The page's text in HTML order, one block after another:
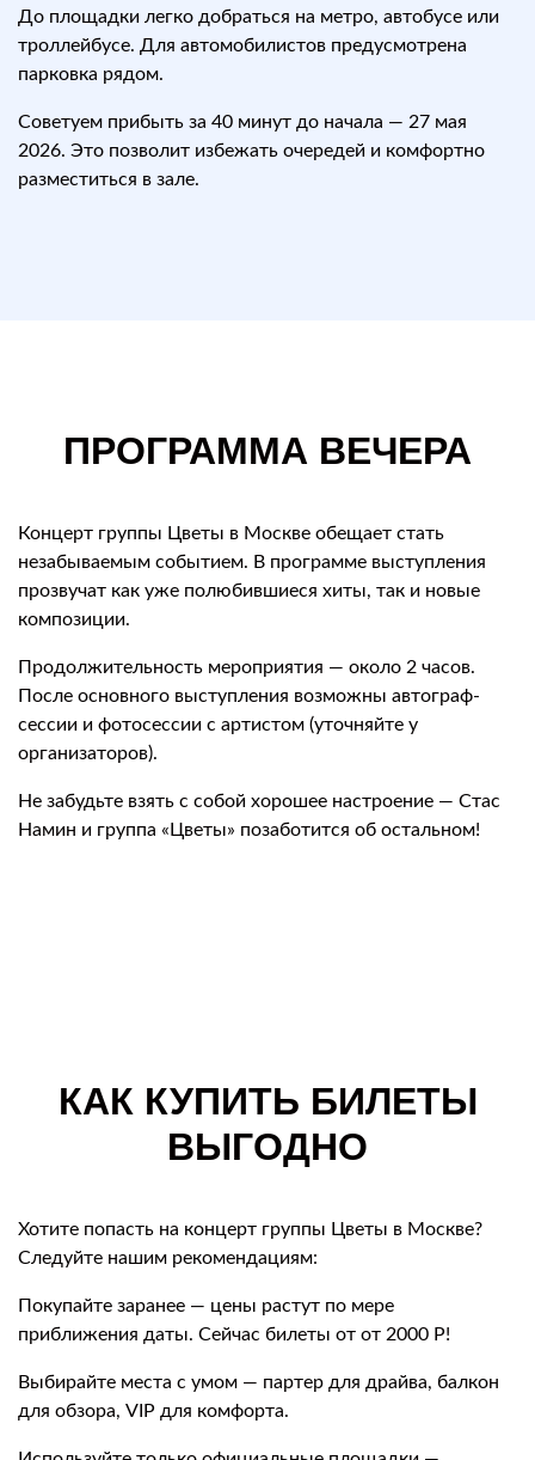
До площадки легко добраться на метро, автобусе или
троллейбусе. Для автомобилистов предусмотрена
парковка рядом.
Советуем прибыть за 40 минут до начала — 27 мая
2026. Это позволит избежать очередей и комфортно
разместиться в зале.
ПРОГРАММА ВЕЧЕРА
Концерт группы Цветы в Москве обещает стать
незабываемым событием. В программе выступления
прозвучат как уже полюбившиеся хиты, так и новые
композиции.
Продолжительность мероприятия — около 2 часов.
После основного выступления возможны автограф-
сессии и фотосессии с артистом (уточняйте у
организаторов).
Не забудьте взять с собой хорошее настроение — Стас
Намин и группа «Цветы» позаботится об остальном!
КАК КУПИТЬ БИЛЕТЫ
ВЫГОДНО
Хотите попасть на концерт группы Цветы в Москве?
Следуйте нашим рекомендациям:
Покупайте заранее — цены растут по мере
приближения даты. Сейчас билеты от от 2000 Р!
Выбирайте места с умом — партер для драйва, балкон
для обзора, VIP для комфорта.